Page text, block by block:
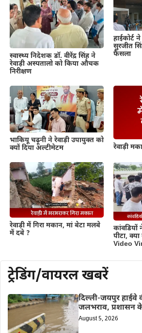
स्वास्थ्य निदेशक डॉ. वीरेंद्र सिंह ने
रेवाड़ी अस्पतालो को किया औचक
निरीक्षण
हाईकोर्ट
सुरजीत
फैसला
भाकियू चढ़ूनी ने रेवाड़ी उपायुक्त को
क्यों दिया अल्टीमेटम
रेवाड़ी
रेवाड़ी में गिरा मकान, मां बेटा मलबे
में दबे ?
कांवडियों
पीटा,
Video
ट्रेडिंग/वायरल खबरें
दिल्ली-जयपुर हाईवे
जलभराव, प्रशासन
August 5, 2026